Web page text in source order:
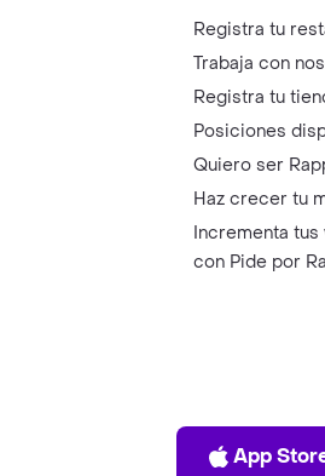
Registra tu
Trabaja con
Registra tu
Posiciones
Quiero ser
Haz crecer tu
Incrementa tus
con Pide por
App
App